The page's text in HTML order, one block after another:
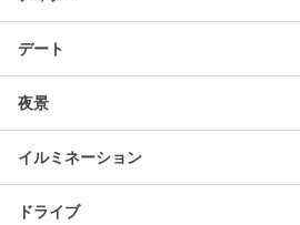
デート
夜景
イルミネーション
ドライブ